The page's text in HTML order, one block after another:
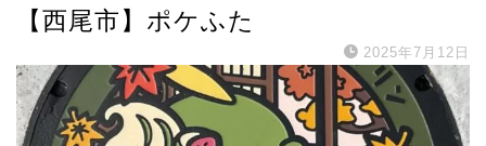
【西尾市】ポケふた
2025年7月12日